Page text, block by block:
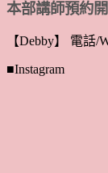
本部講師預約
【Debby】 電話/
■Instagram